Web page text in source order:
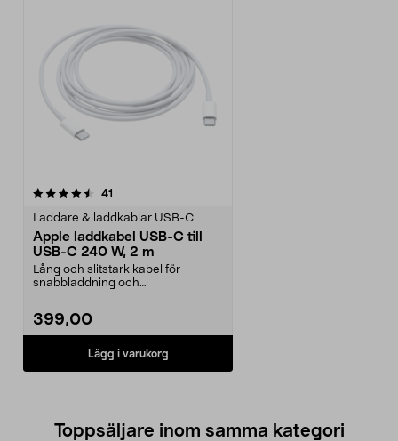
41
Laddare & laddkablar USB-C
Apple laddkabel USB-C till
USB-C 240 W, 2 m
Lång och slitstark kabel för
snabbladdning och
399,00
Lägg i varukorg
Toppsäljare inom samma kategori